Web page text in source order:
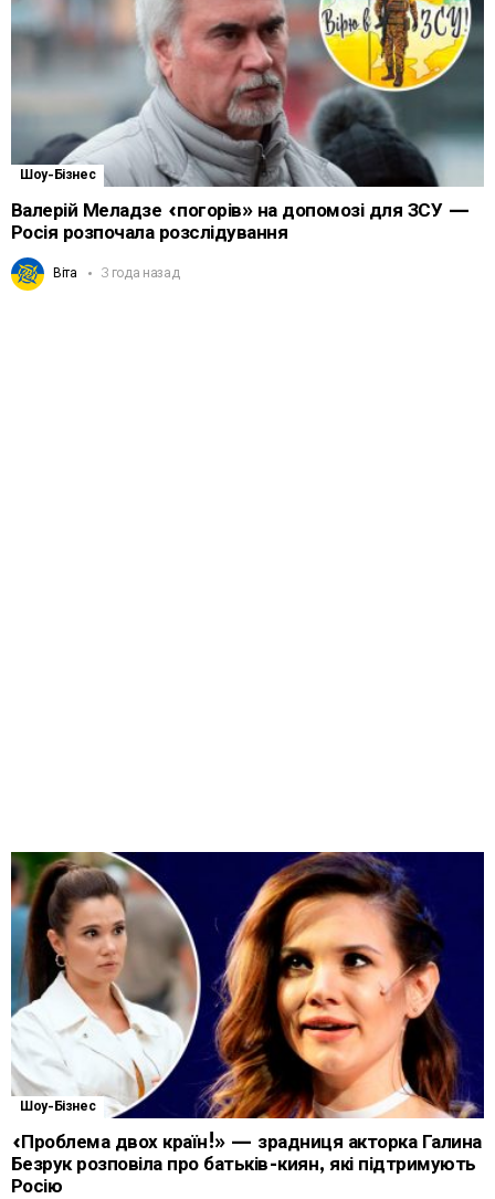
Шоу-Бізнес
Валерій Меладзе «погорів» на допомозі для ЗСУ —
Росія розпочала розслідування
Віта 3 года назад
Шоу-Бізнес
«Проблема двох країн!» — зрадниця акторка Галина
Безрук розповіла про батьків-киян, які підтримують
Росію